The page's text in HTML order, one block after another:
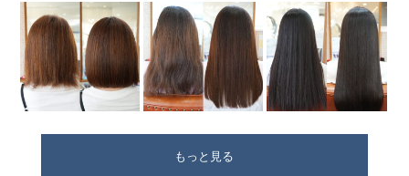
もっと見る